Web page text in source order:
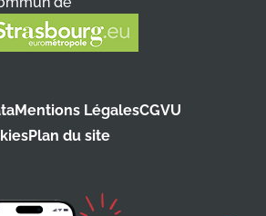
Mentions LégalesCGVU
Plan du site